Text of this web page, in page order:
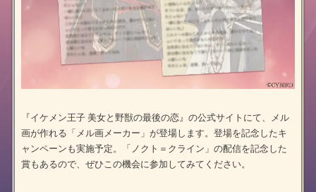
『イケメン王子 美女と野獣の最後の恋』の公式サイトにて、メル
画が作れる「メル画メーカー」が登場します。登場を記念したキ
ャンペーンも実施予定。「ノクト＝クライン」の配信を記念した
賞もあるので、ぜひこの機会に参加してみてください。